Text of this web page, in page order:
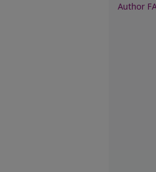
Author